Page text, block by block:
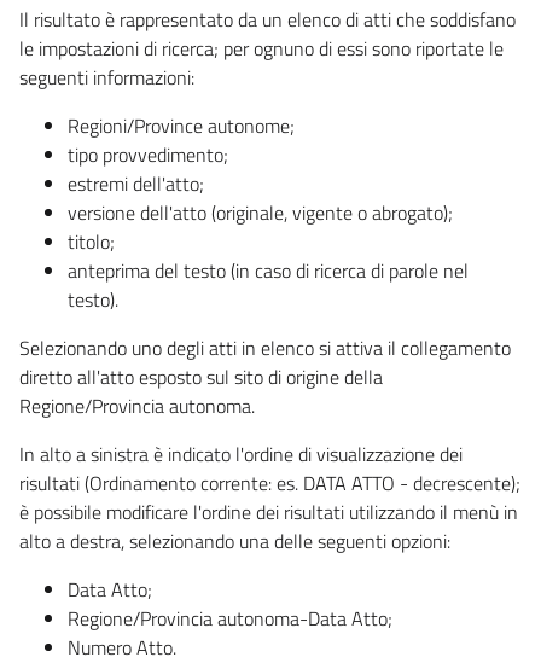
Il risultato è rappresentato da un elenco di atti che soddisfano
le impostazioni di ricerca; per ognuno di essi sono riportate le
seguenti informazioni:
Regioni/Province autonome;
tipo provvedimento;
estremi dell'atto;
versione dell'atto (originale, vigente o abrogato);
titolo;
anteprima del testo (in caso di ricerca di parole nel
testo).
Selezionando uno degli atti in elenco si attiva il collegamento
diretto all'atto esposto sul sito di origine della
Regione/Provincia autonoma.
In alto a sinistra è indicato l'ordine di visualizzazione dei
risultati (Ordinamento corrente: es. DATA ATTO - decrescente);
è possibile modificare l'ordine dei risultati utilizzando il menù in
alto a destra, selezionando una delle seguenti opzioni:
Data Atto;
Regione/Provincia autonoma-Data Atto;
Numero Atto.